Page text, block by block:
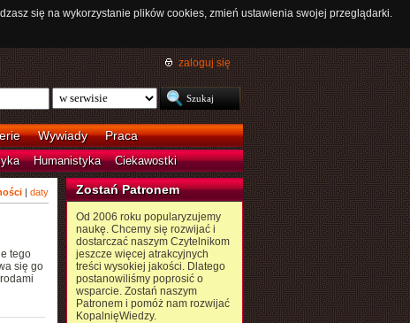
się na wykorzystanie plików cookies, zmień ustawienia swojej przeglądarki.
zaloguj się
Wywiady Praca
Humanistyka Ciekawostki
| daty
tego
się go
Zostań Patronem
Od 2006 roku popularyzujemy
naukę. Chcemy się rozwijać i
dostarczać naszym Czytelnikom
jeszcze więcej atrakcyjnych
treści wysokiej jakości. Dlatego
postanowiliśmy poprosić o
wsparcie. Zostań naszym
Patronem i pomóż nam rozwijać
KopalnięWiedzy.